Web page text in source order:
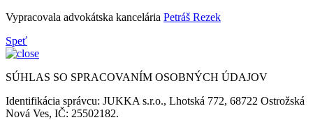
Vypracovala advokátska kancelária Petráš Rezek
Speť
SÚHLAS SO SPRACOVANÍM OSOBNÝCH ÚDAJOV
Identifikácia správcu: JUKKA s.r.o., Lhotská 772, 68722 Ostrožská
Nová Ves, IČ: 25502182.